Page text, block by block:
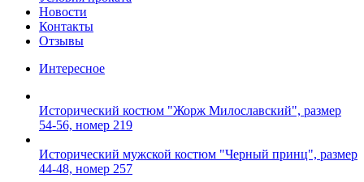
Новости
Контакты
Отзывы
Интересное
Исторический костюм "Жорж Милославский", размер
54-56, номер 219
Исторический мужской костюм "Черный принц", размер
44-48, номер 257